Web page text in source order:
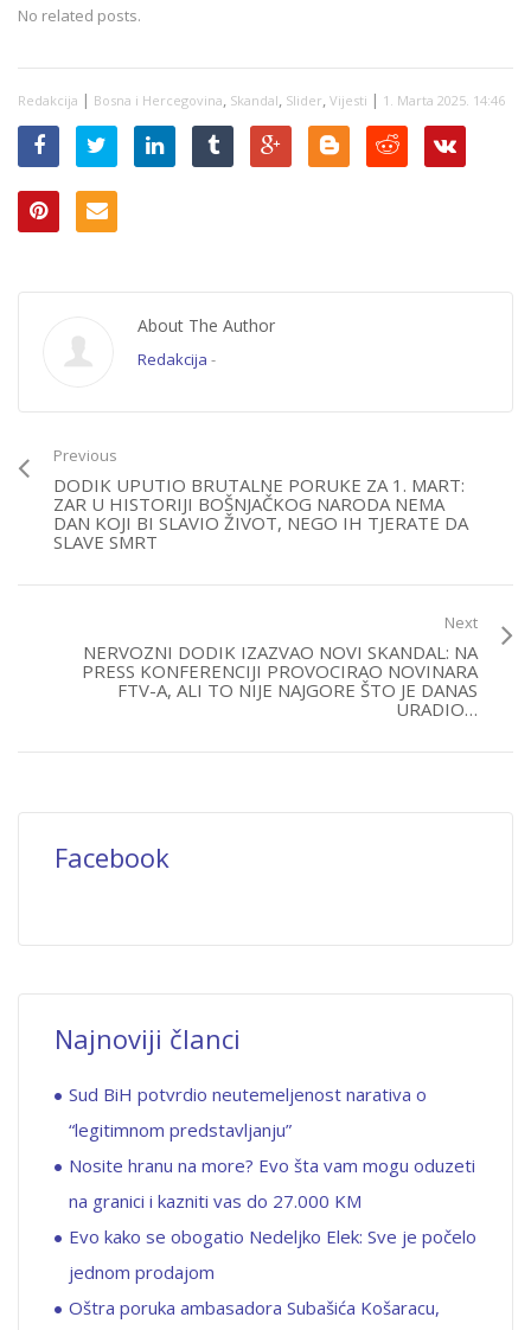
No related posts.
Redakcija | Bosna i Hercegovina, Skandal, Slider, Vijesti | 1. Marta 2025. 14:46
About The Author
Redakcija -
Previous
DODIK UPUTIO BRUTALNE PORUKE ZA 1. MART:
ZAR U HISTORIJI BOŠNJAČKOG NARODA NEMA
DAN KOJI BI SLAVIO ŽIVOT, NEGO IH TJERATE DA
SLAVE SMRT
Next
NERVOZNI DODIK IZAZVAO NOVI SKANDAL: NA
PRESS KONFERENCIJI PROVOCIRAO NOVINARA
FTV-A, ALI TO NIJE NAJGORE ŠTO JE DANAS
URADIO…
Facebook
Najnoviji članci
Sud BiH potvrdio neutemeljenost narativa o
“legitimnom predstavljanju”
Nosite hranu na more? Evo šta vam mogu oduzeti
na granici i kazniti vas do 27.000 KM
Evo kako se obogatio Nedeljko Elek: Sve je počelo
jednom prodajom
Oštra poruka ambasadora Subašića Košaracu,